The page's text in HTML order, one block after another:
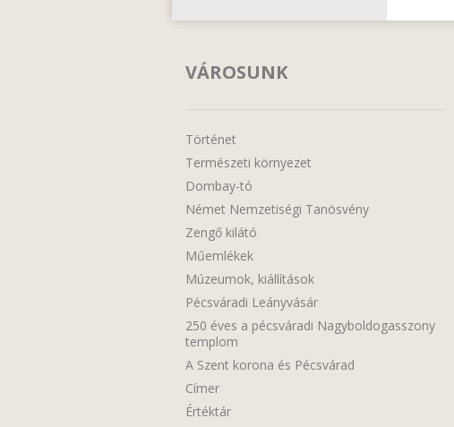
VÁROSUNK
Történet
Természeti környezet
Dombay-tó
Német Nemzetiségi Tanösvény
Zengő kilátó
Műemlékek
Múzeumok, kiállítások
Pécsváradi Leányvásár
250 éves a pécsváradi Nagyboldogasszony
templom
A Szent korona és Pécsvárad
Címer
Értéktár